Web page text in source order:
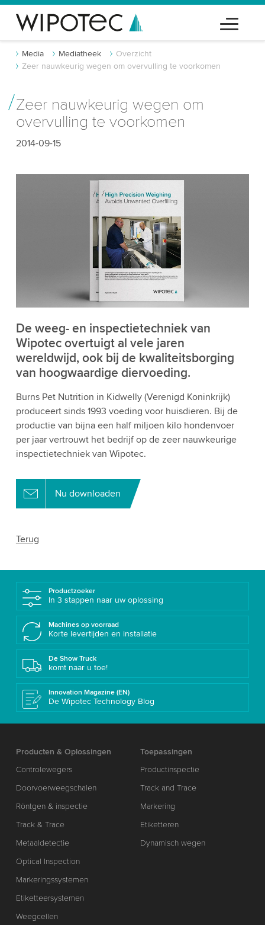
Media Mediatheek
Overzicht
Zeer nauwkeurig wegen om overvulling te voorkomen
Zeer nauwkeurig wegen om
overvulling te voorkomen
2014-09-15
De weeg- en inspectietechniek van
Wipotec overtuigt al vele jaren
wereldwijd, ook bij de kwaliteitsborging
van hoogwaardige diervoeding.
Burns Pet Nutrition in Kidwelly (Verenigd Koninkrijk)
produceert sinds 1993 voeding voor huisdieren. Bij de
productie van bijna een half miljoen kilo hondenvoer
per jaar vertrouwt het bedrijf op de zeer nauwkeurige
inspectietechniek van Wipotec.
Nu downloaden
Terug
Productzoeker
In 3 stappen naar uw oplossing
Machines op voorraad
Korte levertijden en installatie
De Show Truck
komt naar u toe!
Innovation Magazine (EN)
De Wipotec Technology Blog
Producten & Oplossingen
Controlewegers
Doorvoerweegschalen
Röntgen & inspectie
Track & Trace
Metaaldetectie
Optical Inspection
Markeringssystemen
Etiketteersystemen
Weegcellen
Toepassingen
Productinspectie
Track and Trace
Markering
Etiketteren
Dynamisch wegen